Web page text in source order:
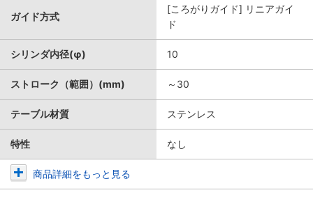
ガイド方式
[ころがりガイド] リニアガイ
ド
シリンダ内径(φ) 10
ストローク（範囲）(mm) ～30
テーブル材質 ステンレス
特性 なし
商品詳細をもっと見る